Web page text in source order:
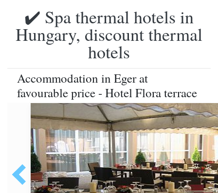
✔️ Spa thermal hotels in
Hungary, discount thermal
hotels
Accommodation in Eger at
favourable price - Hotel Flora terrace